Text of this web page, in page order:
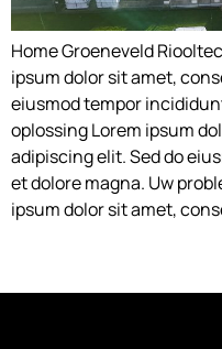
Home Groeneveld
ipsum dolor sit amet,
eiusmod tempor
oplossing Lorem ipsum
adipiscing elit. Sed do
et dolore magna. Uw
ipsum dolor sit amet,